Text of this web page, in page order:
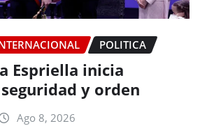
POLITICA
Espriella inicia
y orden
Ago 8, 2026